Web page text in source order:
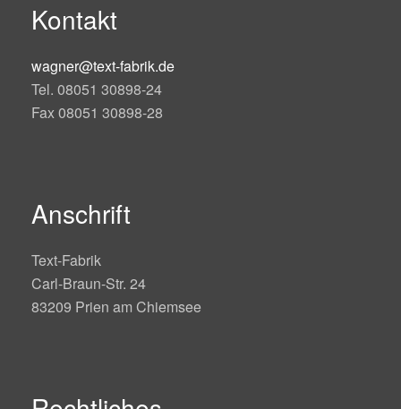
Kontakt
wagner@text-fabrik.de
Tel. 08051 30898-24
Fax 08051 30898-28
Anschrift
Text-Fabrik
Carl-Braun-Str. 24
83209 Prien am Chiemsee